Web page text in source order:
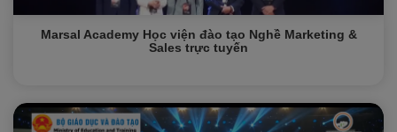
Marsal Academy Học viện đào tạo Nghề Marketing &
Sales trực tuyến